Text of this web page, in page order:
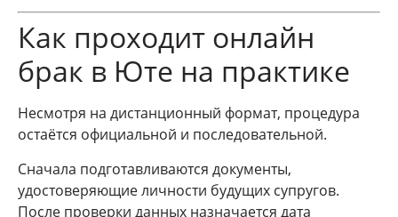
Как проходит онлайн
брак в Юте на практике
Несмотря на дистанционный формат, процедура
остаётся официальной и последовательной.
Сначала подготавливаются документы,
удостоверяющие личности будущих супругов.
После проверки данных назначается дата